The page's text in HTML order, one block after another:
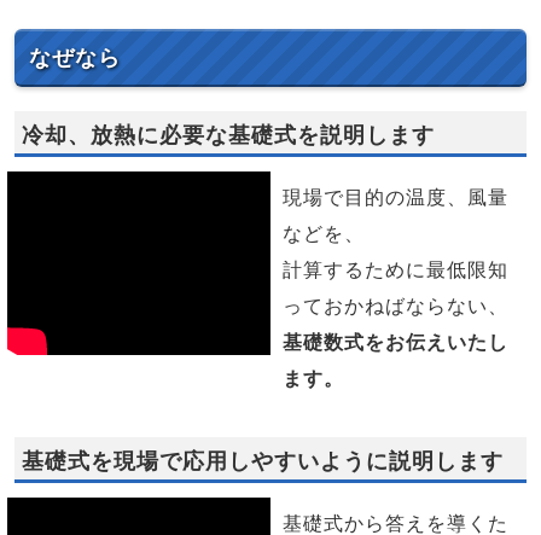
なぜなら
冷却、放熱に必要な基礎式を説明します
現場で目的の温度、風量
などを、
計算するために最低限知
っておかねばならない、
基礎数式をお伝えいたし
ます。
基礎式を現場で応用しやすいように説明します
基礎式から答えを導くた